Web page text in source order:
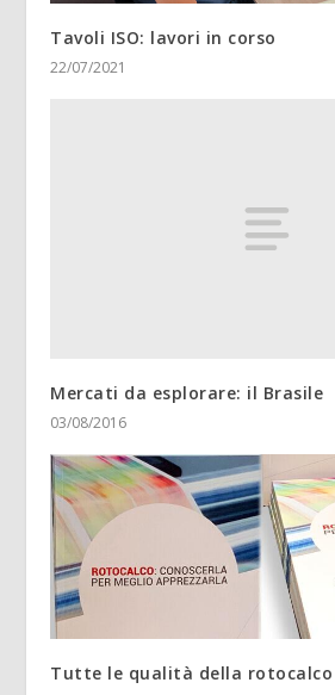
Tavoli ISO: lavori in corso
22/07/2021
Mercati da esplorare: il Brasile
03/08/2016
Tutte le qualità della